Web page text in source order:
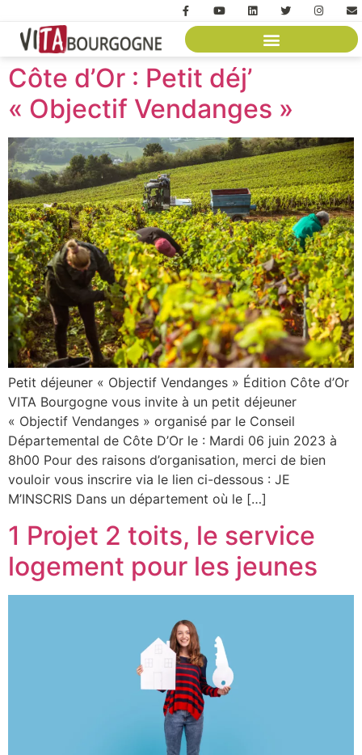
Côte d’Or : Petit déj’
« Objectif Vendanges »
Petit déjeuner « Objectif Vendanges » Édition Côte d’Or
VITA Bourgogne vous invite à un petit déjeuner
« Objectif Vendanges » organisé par le Conseil
Départemental de Côte D’Or le : Mardi 06 juin 2023 à
8h00 Pour des raisons d’organisation, merci de bien
vouloir vous inscrire via le lien ci-dessous : JE
M’INSCRIS Dans un département où le […]
1 Projet 2 toits, le service
logement pour les jeunes